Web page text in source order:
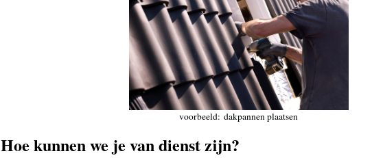
voorbeeld: dakpannen plaatsen
Hoe kunnen we je van dienst zijn?